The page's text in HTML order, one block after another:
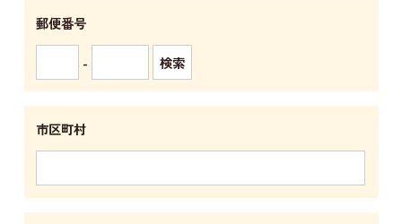
郵便番号
-
市区町村